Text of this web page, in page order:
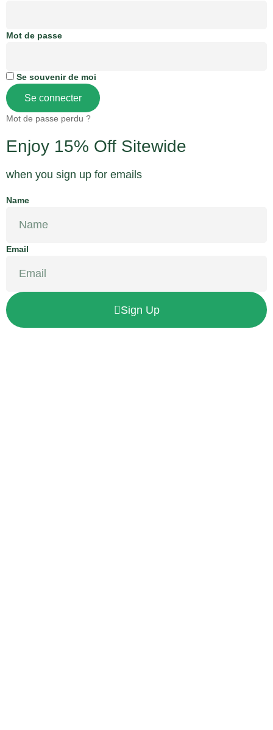
Mot de passe
Se souvenir de moi
Se connecter
Mot de passe perdu ?
Enjoy 15% Off Sitewide
when you sign up for emails
Name
Email
Sign Up